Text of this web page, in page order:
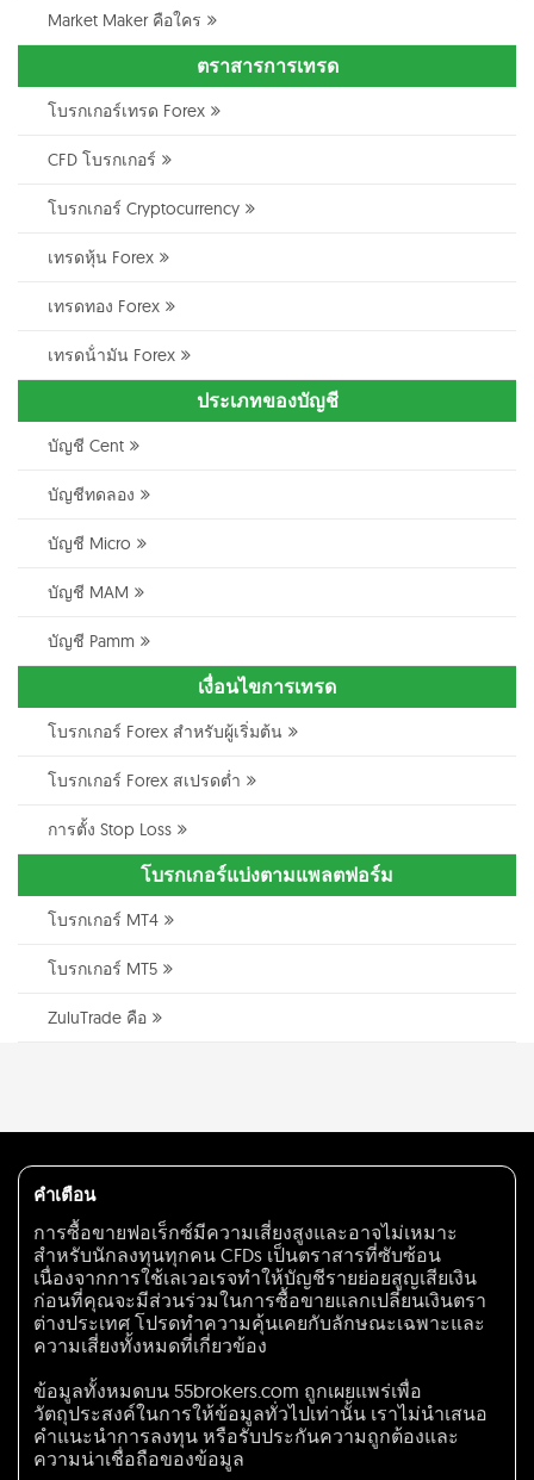
Market Maker คือใคร
ตราสารการเทรด
โบรกเกอร์เทรด Forex
CFD โบรกเกอร์
โบรกเกอร์ Cryptocurrency
เทรดหุ้น Forex
เทรดทอง Forex
เทรดน้ํามัน Forex
ประเภทของบัญชี
บัญชี Cent
บัญชีทดลอง
บัญชี Micro
บัญชี MAM
บัญชี Pamm
เงื่อนไขการเทรด
โบรกเกอร์ Forex สำหรับผู้เริ่มต้น
โบรกเกอร์ Forex สเปรดต่ำ
การตั้ง Stop Loss
โบรกเกอร์แบ่งตามแพลตฟอร์ม
โบรกเกอร์ MT4
โบรกเกอร์ MT5
ZuluTrade คือ
คำเตือน
การซื้อขายฟอเร็กซ์มีความเสี่ยงสูงและอาจไม่เหมาะ
สำหรับนักลงทุนทุกคน CFDs เป็นตราสารที่ซับซ้อน
เนื่องจากการใช้เลเวอเรจทำให้บัญชีรายย่อยสูญเสียเงิน
ก่อนที่คุณจะมีส่วนร่วมในการซื้อขายแลกเปลี่ยนเงินตรา
ต่างประเทศ โปรดทำความคุ้นเคยกับลักษณะเฉพาะและ
ความเสี่ยงทั้งหมดที่เกี่ยวข้อง
ข้อมูลทั้งหมดบน 55brokers.com ถูกเผยแพร่เพื่อ
วัตถุประสงค์ในการให้ข้อมูลทั่วไปเท่านั้น เราไม่นำเสนอ
คำแนะนำการลงทุน หรือรับประกันความถูกต้องและ
ความน่าเชื่อถือของข้อมูล